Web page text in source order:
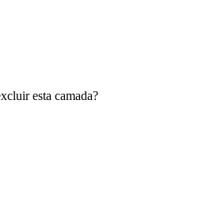
esta camada?